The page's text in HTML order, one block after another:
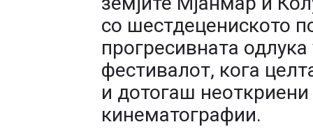
со шестдецениското
прогресивната
фестивалот, кога
и дотогаш
кинематографии.